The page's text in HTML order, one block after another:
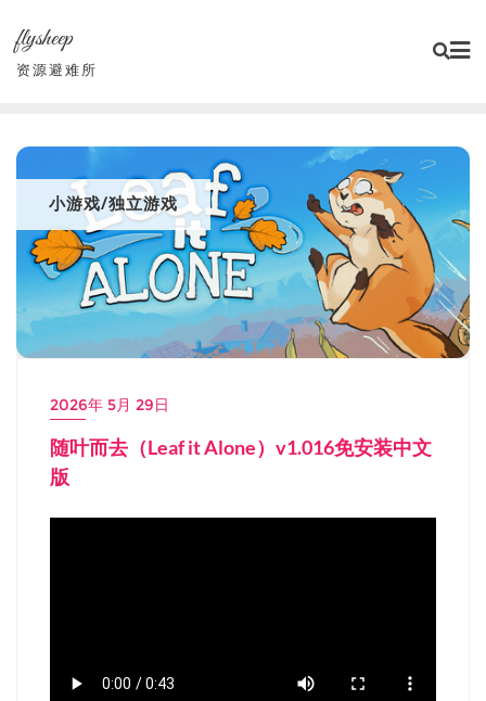
content
flysheep
资源避难所
小游戏/独立游戏
2026年 5月 29日
随叶而去（Leaf it Alone）v1.016免安装中文
版